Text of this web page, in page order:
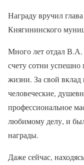
Награду вручил
Княгининского
Много лет отдал
счету сотни
жизни. За свой вклад
человеческие,
профессиональное
любимому делу, и
награды.
Даже сейчас,